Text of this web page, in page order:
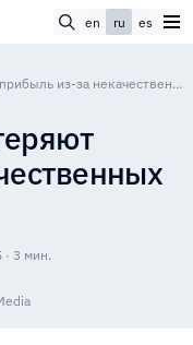
en ru es
GameFi-инвесторы теряют прибыль из-за некачественных блокчейн-игр
· 3 мин.